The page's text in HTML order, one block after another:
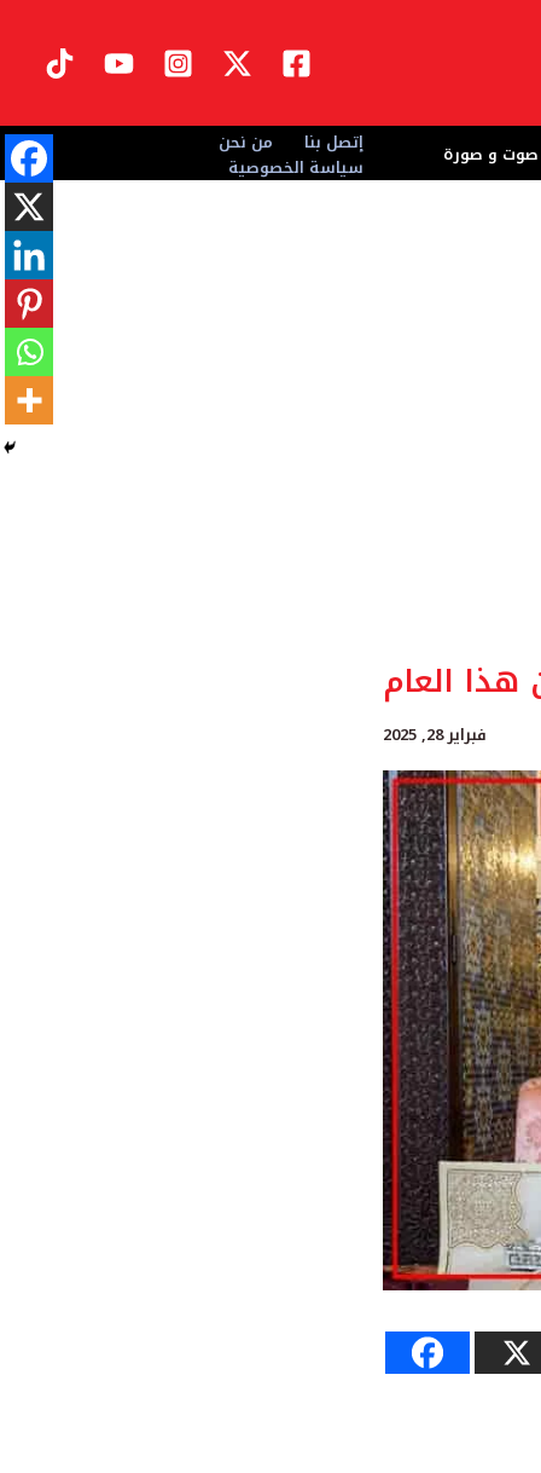
صوت و صورة إتصل بنا
من نحن
سياسة الخصوصية
العام
فبراير 28, 2025